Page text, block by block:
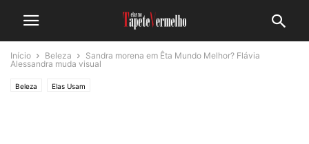
Início Beleza
Sandra morena em Êta Mundo Melhor? Flávia
Alessandra muda visual
Beleza Elas Usam